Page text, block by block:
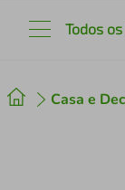
Todos
Casa e